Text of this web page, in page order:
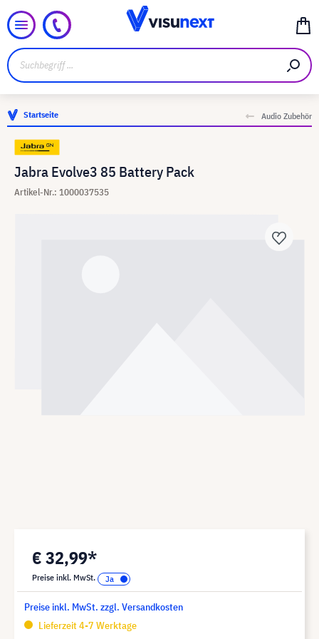
Startseite Audio Zubehör
Jabra Evolve3 85 Battery Pack
Artikel-Nr.: 1000037535
€ 32,99*
Preise inkl. MwSt.
Preise inkl. MwSt. zzgl. Versandkosten
Lieferzeit 4-7 Werktage